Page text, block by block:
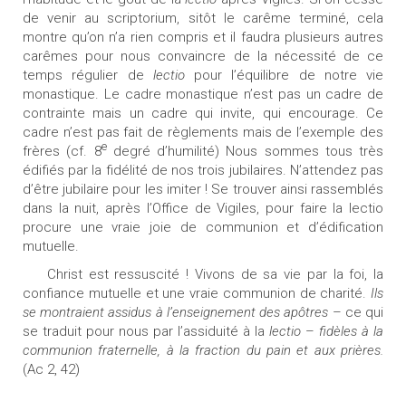
de venir au scriptorium, sitôt le carême terminé, cela
montre qu’on n’a rien compris et il faudra plusieurs autres
carêmes pour nous convaincre de la nécessité de ce
temps régulier de lectiopour l’équilibre de notre vie
monastique. Le cadre monastique n’est pas un cadre de
contrainte mais un cadre qui invite, qui encourage. Ce
cadre n’est pas fait de règlements mais de l’exemple des
frères (cf. 8edegré d’humilité) Nous sommes tous très
édifiés par la fidélité de nos trois jubilaires. N’attendez pas
d’être jubilaire pour les imiter ! Se trouver ainsi rassemblés
dans la nuit, après l’Office de Vigiles, pour faire la lectio
procure une vraie joie de communion et d’édification
mutuelle.
Christ est ressuscité ! Vivons de sa vie par la foi, la
confiance mutuelle et une vraie communion de charité. Ils
se montraient assidus à l’enseignement des apôtres – ce qui
se traduit pour nous par l’assiduité à la lectio – fidèles à la
communion fraternelle, à la fraction du pain et aux prières.
(Ac 2, 42)